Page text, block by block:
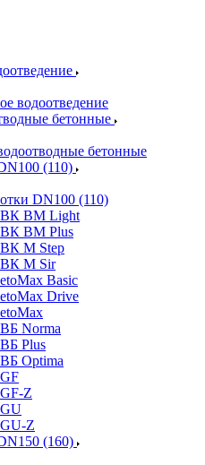
водоотведение
бетонные
бетонные
(110)
DN100 (110)
ВМ Light
ВМ Plus
М Step
М Sir
Basic
Drive
Norma
Plus
Optima
Z
Z
(160)